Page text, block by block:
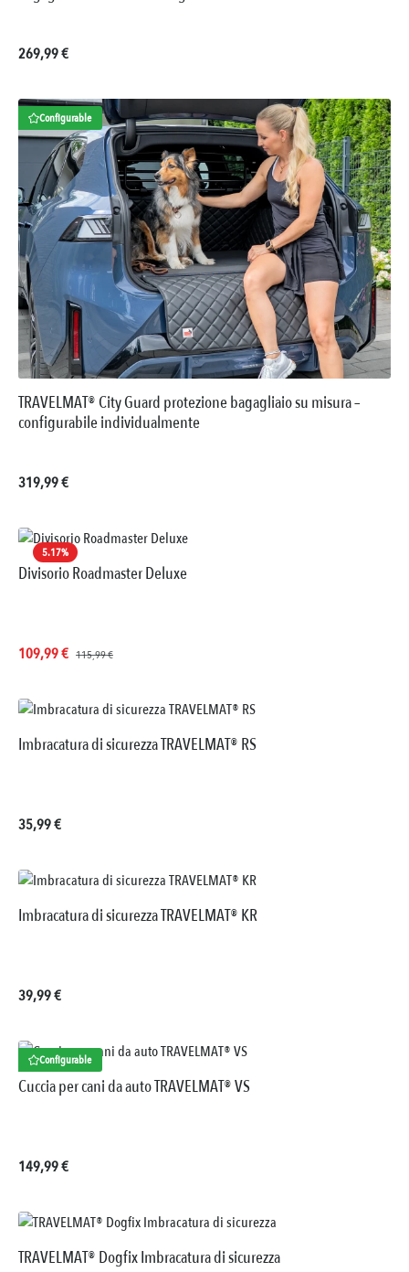
Prezzo normale:
269,99 €
Configurable
TRAVELMAT® City Guard protezione bagagliaio su misura –
configurabile individualmente
Prezzo normale:
319,99 €
5.17%
Divisorio Roadmaster Deluxe
Prezzo di vendita:
109,99 € Prezzo normale:
115,99 €
Imbracatura di sicurezza TRAVELMAT® RS
Prezzo normale:
35,99 €
Imbracatura di sicurezza TRAVELMAT® KR
Prezzo normale:
39,99 €
Configurable
Cuccia per cani da auto TRAVELMAT® VS
Prezzo normale:
149,99 €
TRAVELMAT® Dogfix Imbracatura di sicurezza